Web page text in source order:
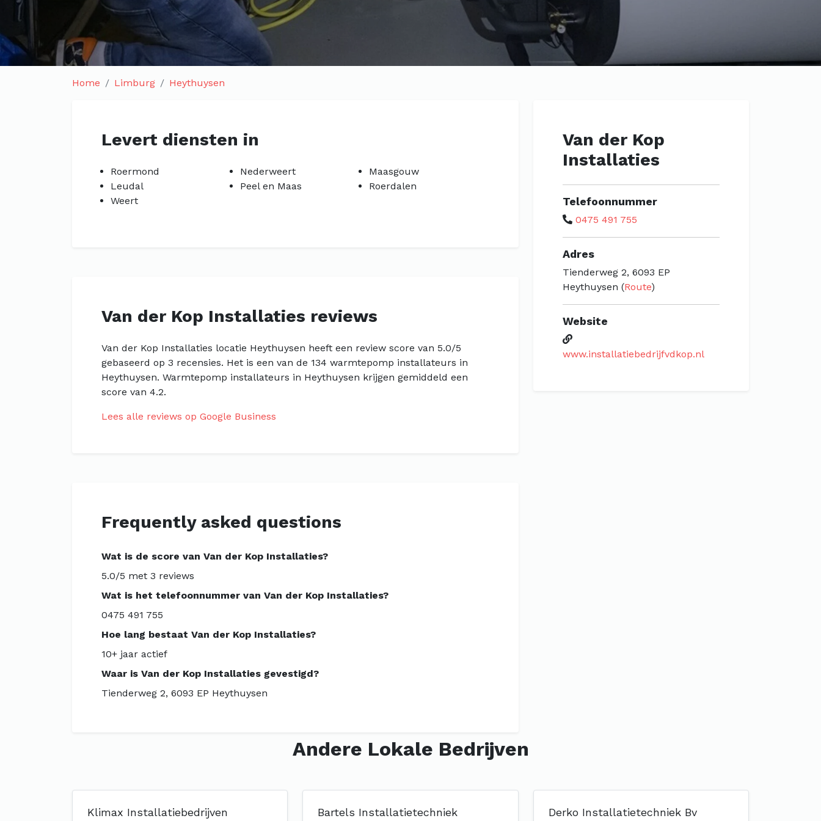
Home Limburg Heythuysen
Levert diensten in
Roermond Nederweert
Maasgouw
Leudal
Peel en Maas
Roerdalen
Weert
Van der Kop Installaties reviews
Van der Kop Installaties locatie Heythuysen heeft een review score van 5.0/5
gebaseerd op 3 recensies. Het is een van de 134 warmtepomp installateurs in
Heythuysen. Warmtepomp installateurs in Heythuysen krijgen gemiddeld een
score van 4.2.
Lees alle reviews op Google Business
Frequently asked questions
Wat is de score van Van der Kop Installaties?
5.0/5 met 3 reviews
Wat is het telefoonnummer van Van der Kop Installaties?
0475 491 755
Hoe lang bestaat Van der Kop Installaties?
10+ jaar actief
Waar is Van der Kop Installaties gevestigd?
Tienderweg 2, 6093 EP Heythuysen
Van der Kop
Installaties
Telefoonnummer
0475 491 755
Adres
Tienderweg 2, 6093 EP
Heythuysen (Route)
Website
www.installatiebedrijfvdkop.nl
Andere Lokale Bedrijven
Klimax Installatiebedrijven Bartels Installatietechniek Derko Installatietechniek Bv